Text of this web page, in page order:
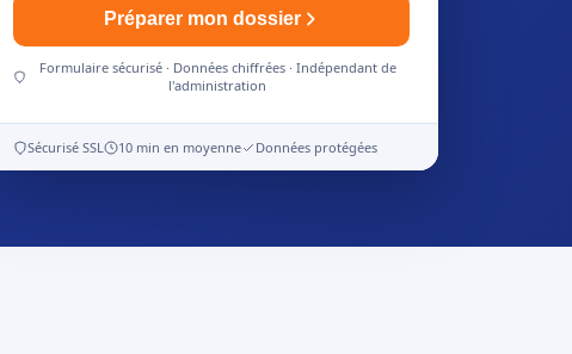
Préparer mon dossier
Formulaire sécurisé · Données chiffrées · Indépendant de
l'administration
Sécurisé SSL 10 min en moyenne Données protégées